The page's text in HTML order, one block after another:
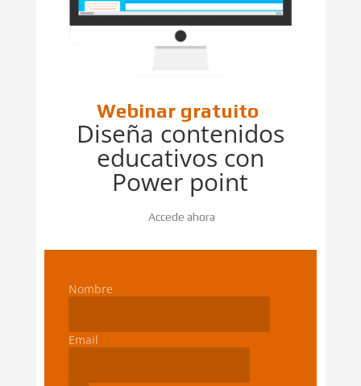
Webinar gratuito
Diseña contenidos
educativos con
Power point
Accede ahora
Nombre
Email